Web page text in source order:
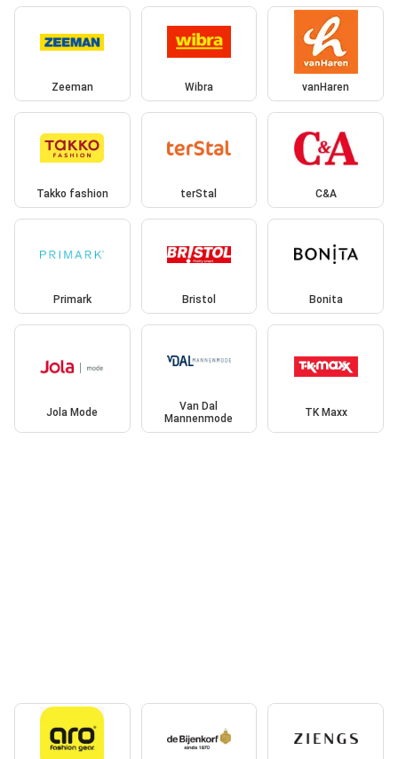
Zeeman Wibra vanHaren
Takko fashion terStal C&A
Primark Bristol Bonita
Jola Mode
Van Dal
Mannenmode
TK Maxx